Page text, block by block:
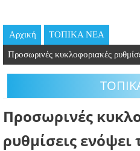
ΘΕΣΕΙΣ ΕΡΓΑΣΙΑΣ
PODCAST
ΛΑΡΝΑΚΑ 2030
Αρχική ΤΟΠΙΚΑ ΝΕΑ
Προσωρινές κυκλοφοριακές
Προσωρινές
ρυθμίσεις ενόψει